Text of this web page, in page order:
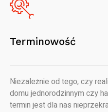
Terminowość
Niezależnie od tego, czy
domu jednorodzinnym czy
termin jest dla nas